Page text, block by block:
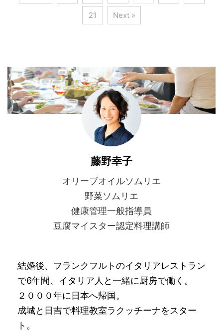
21 Next »
藤野幸子
オリーブオイルソムリエ
野菜ソムリエ
健康管理一般指導員
豆腐マイスター認定料理講師
結婚後、フランクフルトのイタリアレストラン
で6年間、イタリア人と一緒に厨房で働く。
２０００年に日本へ帰国。
成城と日吉で料理教室ラクッチーナをスター
ト。